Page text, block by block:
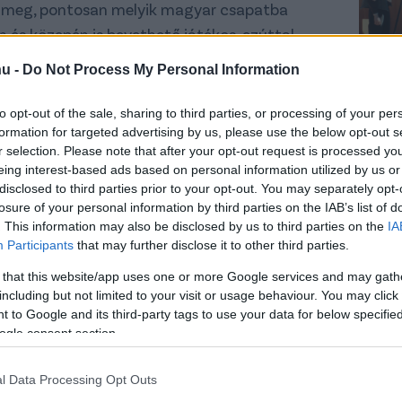
- Do Not Process My Personal Information
opt-out of the sale, sharing to third parties, or processing of your
for targeted advertising by us, please use the below opt-out
selection. Please note that after your opt-out request is processed
interest-based ads based on personal information utilized by us
to third parties prior to your opt-out. You may separately
of your personal information by third parties on the IAB’s list of
This information may also be disclosed by us to third parties on the
Participants that may further disclose it to other third parties.
that this website/app uses one or more Google services and may
but not limited to your visit or usage behaviour. You may
to Google and its third-party tags to use your data for below
consent section.
Data Processing Opt Outs
pontosan melyik magyar csapatba
közepén is bevethető játékos, ezúttal
Ferencváros lett a befutó.
szerint június végén lejár, így az
Az ausztrál játékos számára nem lesz
a Melbourne Citytől a Manchester
bemutatkozni az első csapatban,
Arzani volt a Celtic, az Utrecht, az
is, a skót csapattal két bajnoki címet és
válogatottban, az eddigi egyetlen gólját
szerezte a Groupama Arénában - a
is 2-1-re nyert Ausztrália 2018 nyarán
Georges Leekenst a magyar szövetségi